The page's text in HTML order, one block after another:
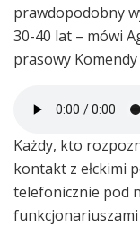
prawdopodobny
30-40 lat – mówi
prasowy Komendy
Każdy, kto
kontakt z ełckimi
telefonicznie pod
funkcjonariuszami